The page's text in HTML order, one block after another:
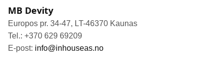
MB Devity
Europos pr. 34-47, LT-46370 Kaunas
Tel.: +370 629 69209
E-post: info@inhouseas.no